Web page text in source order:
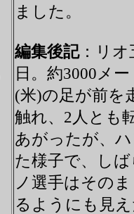
ました。
編集後記：リオ
日。約3000メ
(米)の足が前を
触れ、2人とも
あがったが、
た様子で、し
ノ選手はその
るようにも見